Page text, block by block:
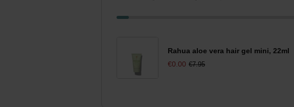
Rahua aloe vera hair gel mini, 22ml
€0.00 €7.95